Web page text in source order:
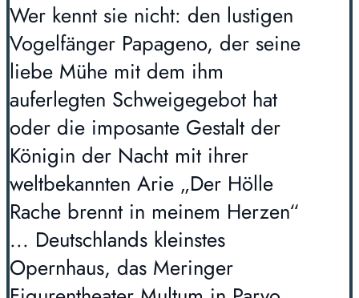
Wer kennt sie nicht: den lustigen
Vogelfänger Papageno, der seine
liebe Mühe mit dem ihm
auferlegten Schweigegebot hat
oder die imposante Gestalt der
Königin der Nacht mit ihrer
weltbekannten Arie „Der Hölle
Rache brennt in meinem Herzen“
... Deutschlands kleinstes
Opernhaus, das Meringer